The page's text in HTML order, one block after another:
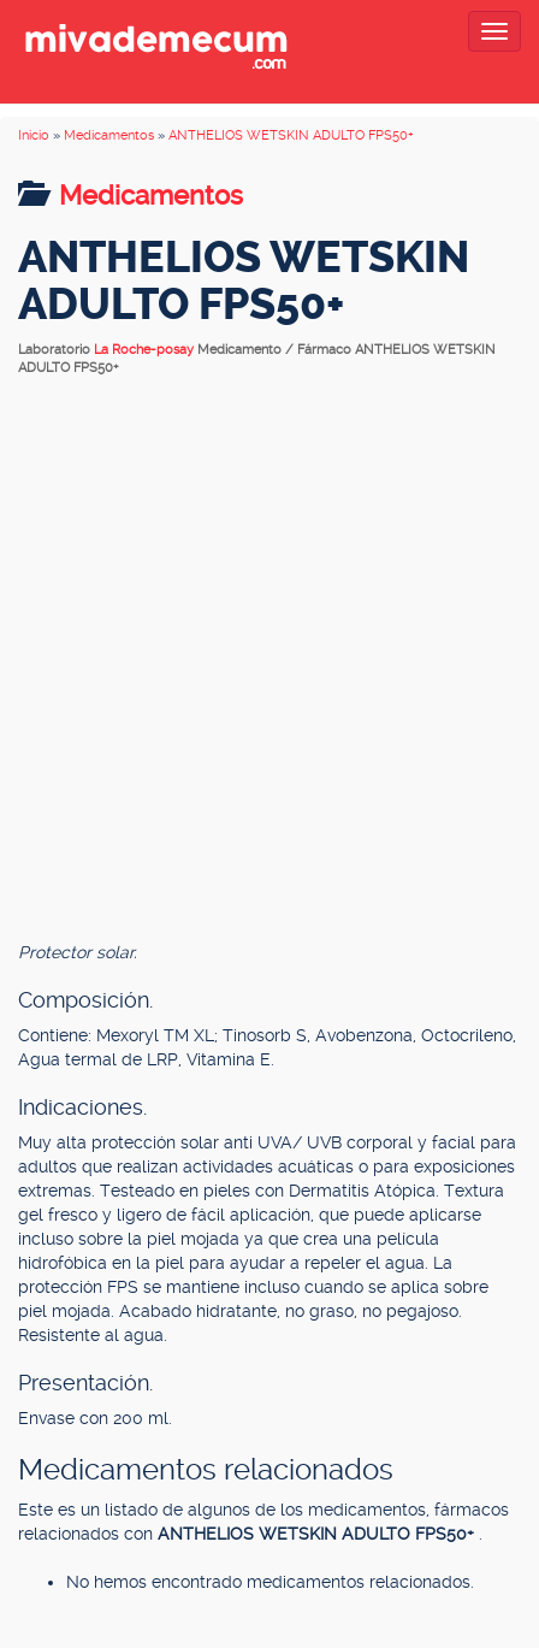
Inicio » Medicamentos » ANTHELIOS WETSKIN ADULTO FPS50+
Medicamentos
ANTHELIOS WETSKIN
ADULTO FPS50+
Laboratorio La Roche-posay Medicamento / Fármaco ANTHELIOS WETSKIN
ADULTO FPS50+
Protector solar.
Composición.
Contiene: Mexoryl TM XL; Tinosorb S, Avobenzona, Octocrileno,
Agua termal de LRP, Vitamina E.
Indicaciones.
Muy alta protección solar anti UVA/ UVB corporal y facial para
adultos que realizan actividades acuáticas o para exposiciones
extremas. Testeado en pieles con Dermatitis Atópica. Textura
gel fresco y ligero de fácil aplicación, que puede aplicarse
incluso sobre la piel mojada ya que crea una película
hidrofóbica en la piel para ayudar a repeler el agua. La
protección FPS se mantiene incluso cuando se aplica sobre
piel mojada. Acabado hidratante, no graso, no pegajoso.
Resistente al agua.
Presentación.
Envase con 200 ml.
Medicamentos relacionados
Este es un listado de algunos de los medicamentos, fármacos
relacionados con ANTHELIOS WETSKIN ADULTO FPS50+
No hemos encontrado medicamentos relacionados.